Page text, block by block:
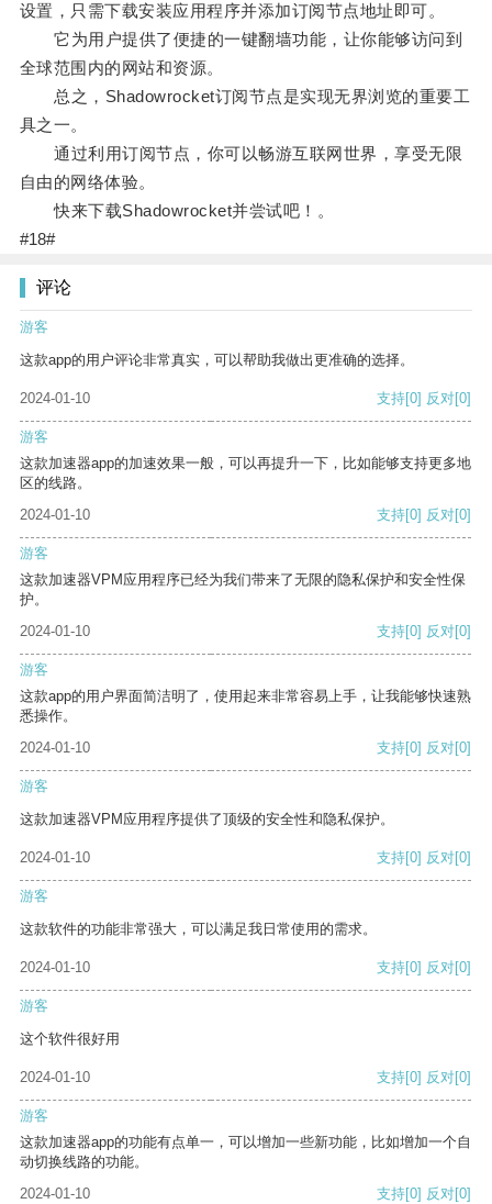
设置，只需下载安装应用程序并添加订阅节点地址即可。
它为用户提供了便捷的一键翻墙功能，让你能够访问到
全球范围内的网站和资源。
总之，Shadowrocket订阅节点是实现无界浏览的重要工
具之一。
通过利用订阅节点，你可以畅游互联网世界，享受无限
自由的网络体验。
快来下载Shadowrocket并尝试吧！。
#18#
评论
游客
这款app的用户评论非常真实，可以帮助我做出更准确的选择。
2024-01-10 支持[0] 反对[0]
游客
这款加速器app的加速效果一般，可以再提升一下，比如能够支持更多地
区的线路。
2024-01-10
支持[0] 反对[0]
游客
这款加速器VPM应用程序已经为我们带来了无限的隐私保护和安全性保
护。
2024-01-10
支持[0] 反对[0]
游客
这款app的用户界面简洁明了，使用起来非常容易上手，让我能够快速熟
悉操作。
2024-01-10
支持[0] 反对[0]
游客
这款加速器VPM应用程序提供了顶级的安全性和隐私保护。
2024-01-10 支持[0] 反对[0]
游客
这款软件的功能非常强大，可以满足我日常使用的需求。
2024-01-10 支持[0] 反对[0]
游客
这个软件很好用
2024-01-10 支持[0] 反对[0]
游客
这款加速器app的功能有点单一，可以增加一些新功能，比如增加一个自
动切换线路的功能。
2024-01-10
支持[0] 反对[0]